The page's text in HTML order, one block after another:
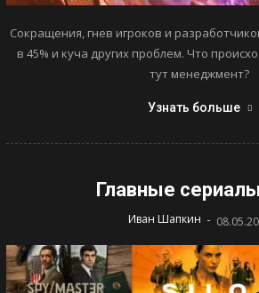
Сокращения, гнев игроков и
в 45% и куча других проблем. Что
тут менеджмент?
Узнать больше
Главные
Иван Шапкин -